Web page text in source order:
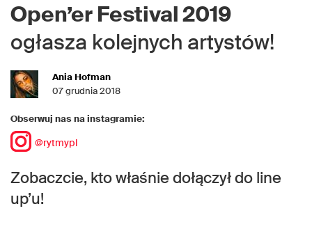
Open’er Festival 2019
ogłasza kolejnych artystów!
Ania Hofman
07 grudnia 2018
Obserwuj nas na instagramie:
@rytmypl
Zobaczcie, kto właśnie dołączył do line
up’u!